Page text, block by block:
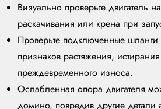
Визуально проверьте двигатель
раскачивания или крена при
Проверьте подключенные
признаков растяжения,
преждевременного износа.
Ослабленная опора двигателя
домино, повредив другие детали